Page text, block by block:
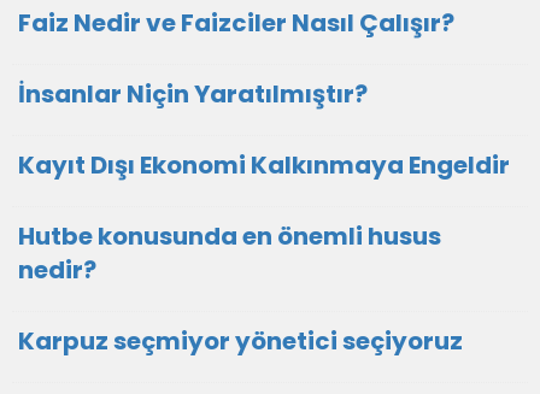
Faiz Nedir ve Faizciler Nasıl Çalışır?
İnsanlar Niçin Yaratılmıştır?
Kayıt Dışı Ekonomi Kalkınmaya Engeldir
Hutbe konusunda en önemli husus
nedir?
Karpuz seçmiyor yönetici seçiyoruz